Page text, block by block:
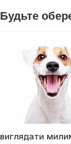
Будьте
виглядати